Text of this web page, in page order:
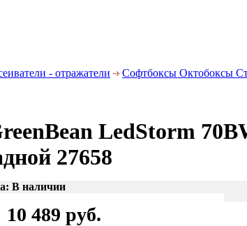
- отражатели Софтбоксы Октобоксы
LedStorm
27658
В наличии
10 489 руб.